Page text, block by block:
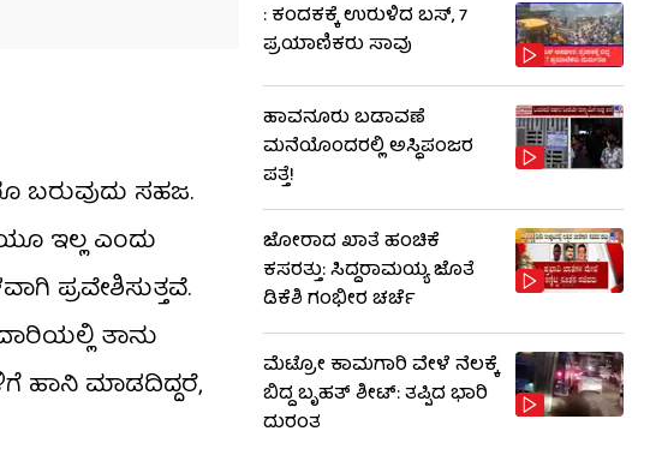
ಬರುವುದು ಸಹಜ.
ಇಲ್ಲ ಎಂದು
ಪ್ರವೇಶಿಸುತ್ತವೆ.
ತಾನು
ಹಾನಿ ಮಾಡದಿದ್ದರೆ,
: ಕಂದಕಕ್ಕೆ ಉರುಳಿದ ಬಸ್, 7
ಪ್ರಯಾಣಿಕರು ಸಾವು
ಹಾವನೂರು ಬಡಾವಣೆ
ಮನೆಯೊಂದರಲ್ಲಿ ಅಸ್ಥಿಪಂಜರ
ಪತ್ತೆ!
ಜೋರಾದ ಖಾತೆ ಹಂಚಿಕೆ
ಕಸರತ್ತು: ಸಿದ್ದರಾಮಯ್ಯ ಜೊತೆ
ಡಿಕೆಶಿ ಗಂಭೀರ ಚರ್ಚೆ
ಮೆಟ್ರೋ ಕಾಮಗಾರಿ ವೇಳೆ ನೆಲಕ್ಕೆ
ಬಿದ್ದ ಬೃಹತ್ ಶೀಟ್: ತಪ್ಪಿದ ಭಾರಿ
ದುರಂತ